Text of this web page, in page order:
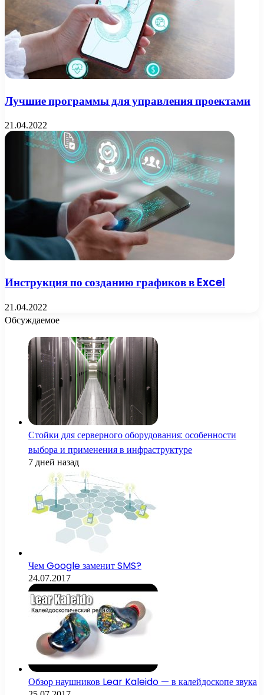
Лучшие программы для управления проектами
21.04.2022
Инструкция по созданию графиков в Excel
21.04.2022
Обсуждаемое
Стойки для серверного оборудования: особенности
выбора и применения в инфраструктуре
7 дней назад
Чем Google заменит SMS?
24.07.2017
Обзор наушников Lear Kaleido — в калейдоскопе звука